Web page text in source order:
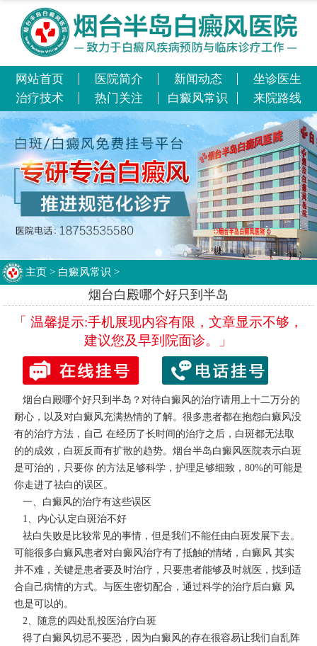
网站首页 医院简介 新闻动态
坐诊医生
治疗技术
热门关注 白癜风常识 来院路线
主页 > 白癜风常识 >
烟台白殿哪个好只到半岛
「 温馨提示:手机展现内容有限，文章显示不够，
建议您及早到院面诊。」
烟台白殿哪个好只到半岛？对待白癜风的治疗请用上十二万分的
耐心，以及对白癜风充满热情的了解。很多患者都在抱怨白癜风没
有的治疗方法，自己 在经历了长时间的治疗之后，白斑都无法取
的的成效，白斑反而有扩散的趋势。烟台半岛白癜风医院表示白斑
是可治的，只要你 的方法足够科学，护理足够细致，80%的可能是
你走进了祛白的误区。
一、白癜风的治疗有这些误区
1、内心认定白斑治不好
祛白失败是比较常见的事情，但是我们不能任由白斑发展下去。
可能很多白癜风患者对白癜风治疗有了抵触的情绪，白癜风 其实
并不难，关键是患者要及时治疗，只要患者能够及时就医，找到适
合自己病情的方式。与医生密切配合，通过科学的治疗后白癜 风
也是可以的。
2、随意的四处乱投医治疗白斑
得了白癜风切忌不要恐，因为白癜风的存在很容易让我们自乱阵